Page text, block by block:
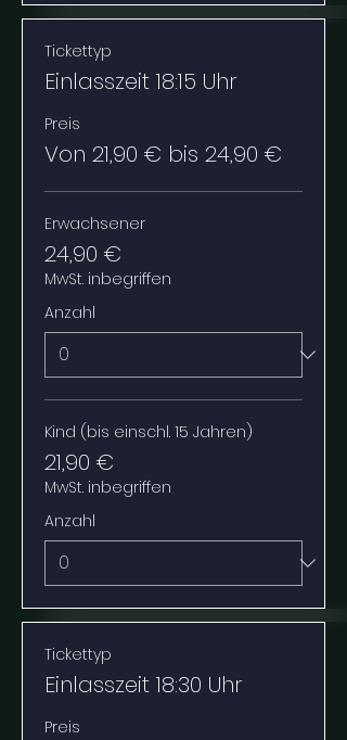
Tickettyp
Einlasszeit 18:15 Uhr
Preis
Von 21,90 € bis 24,90 €
Erwachsener
24,90 €
MwSt. inbegriffen
Anzahl
Kind (bis einschl. 15 Jahren)
21,90 €
MwSt. inbegriffen
Anzahl
Tickettyp
Einlasszeit 18:30 Uhr
Preis